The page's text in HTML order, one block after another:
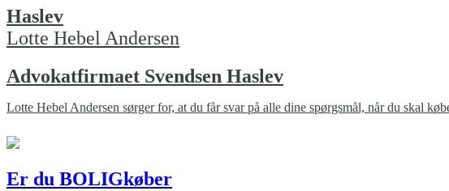
Haslev
Lotte Hebel Andersen
Advokatfirmaet Svendsen Haslev
Lotte Hebel Andersen sørger for, at du får svar på alle dine spørgsmål, når du skal
Er du BOLIGkøber